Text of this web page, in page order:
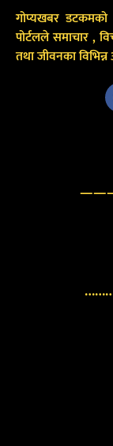
गोप्यखबर डटकमको
पोर्टलले समाचार ,
तथा जीवनका